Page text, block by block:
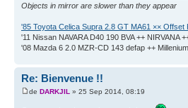
Objects in mirror are slower than they appear
'85 Toyota Celica Supra 2.8 GT MA61 ×× Offset
'11 Nissan NAVARA D40 190 BVA ++ NIRVANA
'08 Mazda 6 2.0 MZR-CD 143 defap ++
Re: Bienvenue !!
de DARKJIL » 25 Sep 2014, 08:19